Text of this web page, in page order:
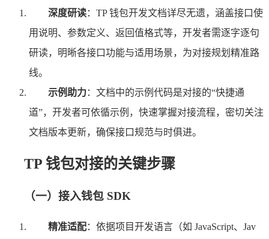
深度研读：TP 钱包开发文档详尽无遗，涵盖接口使
用说明、参数定义、返回值格式等，开发者需逐字逐句
研读，明晰各接口功能与适用场景，为对接规划精准路
线。
示例助力：文档中的示例代码是对接的“快捷通
道”，开发者可依循示例，快速掌握对接流程，密切关注
文档版本更新，确保接口规范与时俱进。
TP 钱包对接的关键步骤
（一）接入钱包 SDK
精准适配：依据项目开发语言（如 JavaScript、Jav